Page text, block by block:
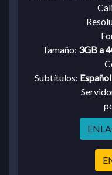
Tamaño: 3GB a
Subtítulos: